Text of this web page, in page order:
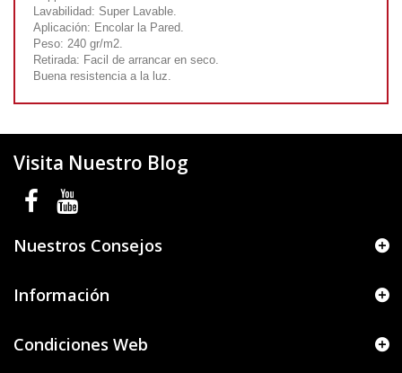
Lavabilidad: Super Lavable.
Aplicación: Encolar la Pared.
Peso: 240 gr/m2.
Retirada: Facil de arrancar en seco.
Buena resistencia a la luz.
Visita Nuestro Blog
Nuestros Consejos
Información
Condiciones Web